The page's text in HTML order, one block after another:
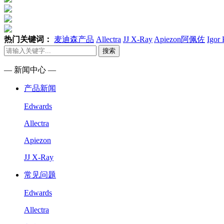
热门关键词： 麦迪森产品 Allectra JJ X-Ray Apiezon阿佩佐 Igor
搜索
— 新闻中心 —
产品新闻
Edwards
Allectra
Apiezon
JJ X-Ray
常见问题
Edwards
Allectra